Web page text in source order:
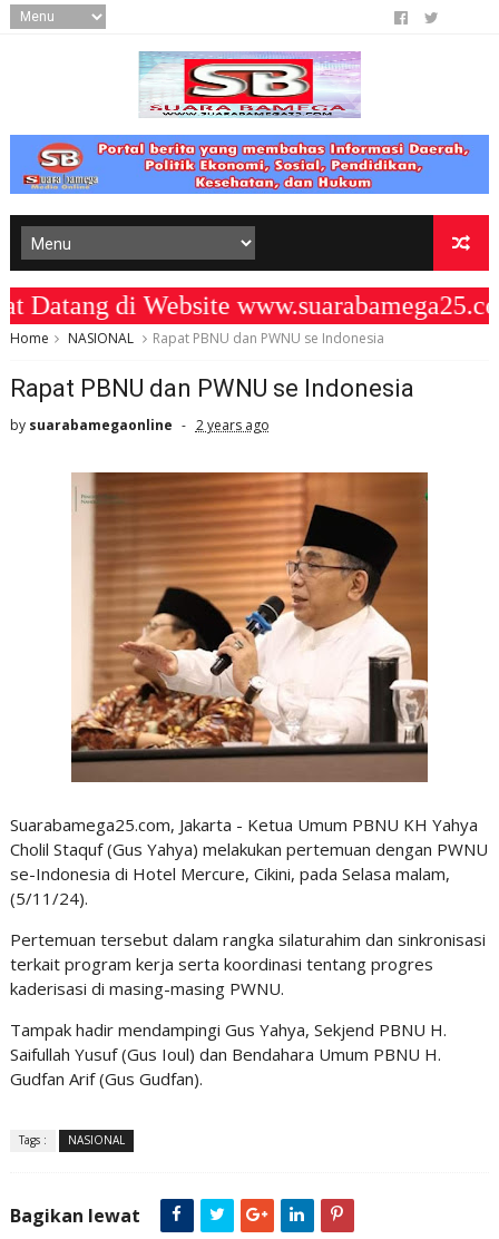
di Website
Home NASIONAL Rapat PBNU dan PWNU se Indonesia
Rapat PBNU dan PWNU se Indonesia
by suarabamegaonline 2 years ago
Suarabamega25.com, Jakarta - Ketua Umum PBNU KH Yahya
Cholil Staquf (Gus Yahya) melakukan pertemuan dengan PWNU
se-Indonesia di Hotel Mercure, Cikini, pada Selasa malam,
(5/11/24).
Pertemuan tersebut dalam rangka silaturahim dan sinkronisasi
terkait program kerja serta koordinasi tentang progres
kaderisasi di masing-masing PWNU.
Tampak hadir mendampingi Gus Yahya, Sekjend PBNU H.
Saifullah Yusuf (Gus Ioul) dan Bendahara Umum PBNU H.
Gudfan Arif (Gus Gudfan).
Tags : NASIONAL
Bagikan lewat